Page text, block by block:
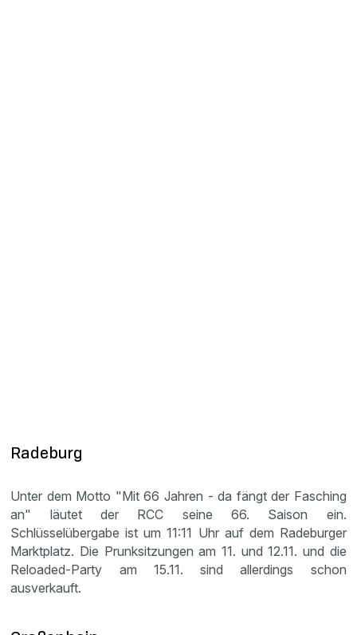
Radeburg
Unter dem Motto "Mit 66 Jahren - da fängt der Fasching
an" läutet der RCC seine 66. Saison ein.
Schlüsselübergabe ist um 11:11 Uhr auf dem Radeburger
Marktplatz. Die Prunksitzungen am 11. und 12.11. und die
Reloaded-Party am 15.11. sind allerdings schon
ausverkauft.